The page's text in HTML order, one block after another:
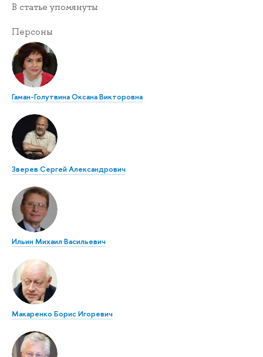
В статье упомянуты
Персоны
Гаман-Голутвина Оксана Викторовна
Зверев Сергей Александрович
Ильин Михаил Васильевич
Макаренко Борис Игоревич